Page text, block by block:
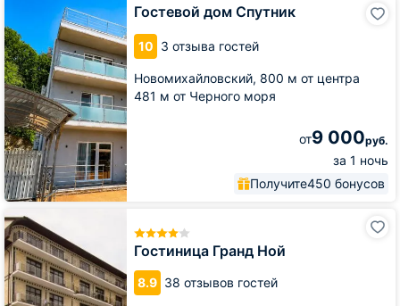
Гостевой дом Спутник
10 3 отзыва гостей
Новомихайловский, 800 м от центра
481 м от Черного моря
от9 000руб.
за 1 ночь
Получите450 бонусов
Спутник
Гостиница Гранд Ной
8.9 38 отзывов гостей
Гостиница
Гранд
Ной